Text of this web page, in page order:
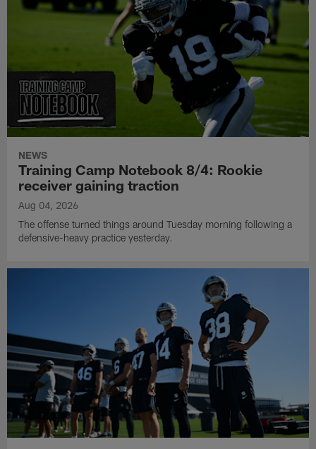
NEWS
Training Camp Notebook 8/4: Rookie
receiver gaining traction
Aug 04, 2026
The offense turned things around Tuesday morning following a
defensive-heavy practice yesterday.